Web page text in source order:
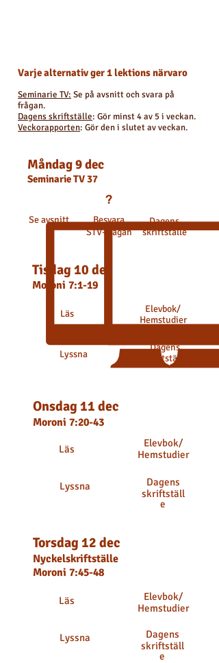
Varje alternativ ger 1 lektions närvaro
Seminarie TV: Se på avsnitt och svara på
frågan.
Dagens skriftställe: Gör minst 4 av 5 i veckan.
Veckorapporten: Gör den i slutet av veckan.
Måndag 9 dec
SeminarieTV 37
Se avsnitt
?
Besvara
STV-frågan
Dagens
skriftställe
Tisdag 10 dec
Moroni 7:1-19
Läs Elevbok/
Hemstudier
Lyssna
Dagens
skriftställe
Onsdag 11 dec
Moroni 7:20-43
Läs
Lyssna
Elevbok/
Hemstudier
Dagens
skriftställ
e
Torsdag 12 dec
Nyckelskriftställe
Moroni 7:45-48
Läs
Lyssna
Elevbok/
Hemstudier
Dagens
skriftställ
e